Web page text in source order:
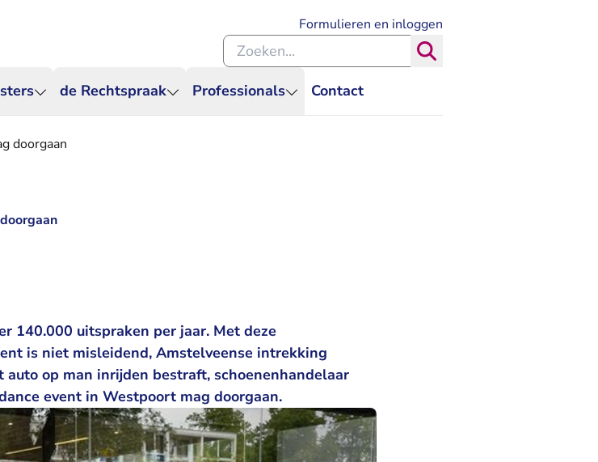
de Rechtspraak Professionals Contact
Formulieren en inloggen
Zoeken binnen de Rechtspraak
doorgaan
140.000 uitspraken per jaar. Met deze
is niet misleidend, Amstelveense intrekking
op man inrijden bestraft, schoenenhandelaar
event in Westpoort mag doorgaan.